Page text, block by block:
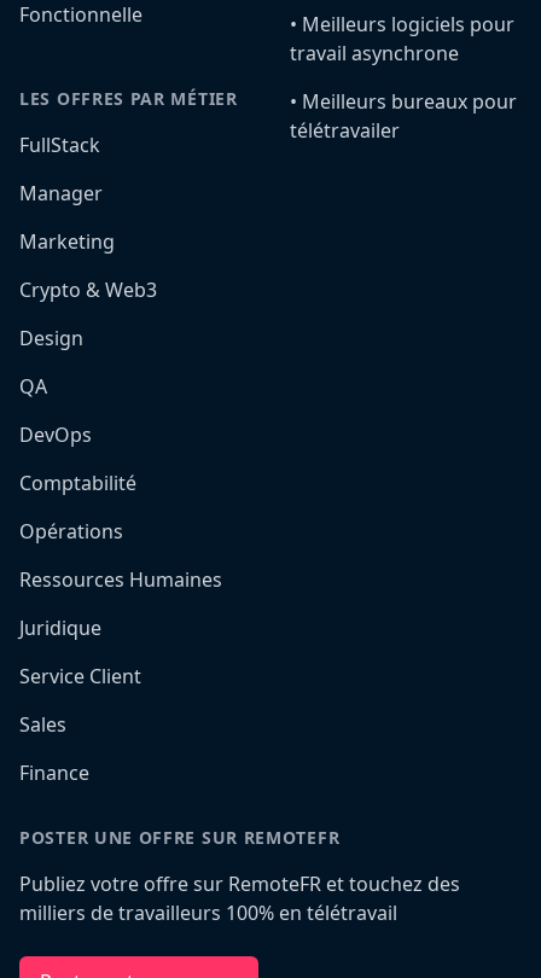
Fonctionnelle
LES OFFRES PAR MÉTIER
FullStack
Manager
Marketing
Crypto & Web3
Design
QA
DevOps
Comptabilité
Opérations
Ressources Humaines
Juridique
Service Client
Sales
Finance
•️ Meilleurs logiciels pour
travail asynchrone
•️ Meilleurs bureaux pour
télétravailer
POSTER UNE OFFRE SUR REMOTEFR
Publiez votre offre sur RemoteFR et touchez des
milliers de travailleurs 100% en télétravail